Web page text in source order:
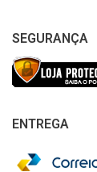
SEGURANÇA
ENTREGA